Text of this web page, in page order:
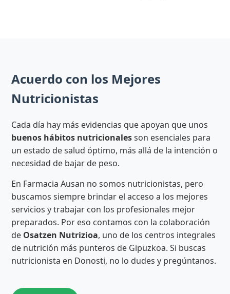
Acuerdo con los Mejores
Nutricionistas
Cada día hay más evidencias que apoyan que unos
buenos hábitos nutricionalesson esenciales para
un estado de salud óptimo, más allá de la intención o
necesidad de bajar de peso.
En Farmacia Ausan no somos nutricionistas, pero
buscamos siempre brindar el acceso a los mejores
servicios y trabajar con los profesionales mejor
preparados. Por eso contamos con la colaboración
de Osatzen Nutrizioa, uno de los centros integrales
de nutrición más punteros de Gipuzkoa. Si buscas
nutricionista en Donosti, no lo dudes y pregúntanos.